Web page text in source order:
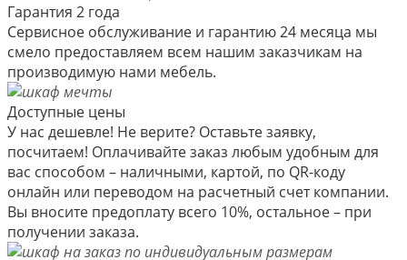
Гарантия 2 года
Сервисное обслуживание и гарантию 24 месяца мы
смело предоставляем всем нашим заказчикам на
производимую нами мебель.
Доступные цены
У нас дешевле! Не верите? Оставьте заявку,
посчитаем! Оплачивайте заказ любым удобным для
вас способом – наличными, картой, по QR-коду
онлайн или переводом на расчетный счет компании.
Вы вносите предоплату всего 10%, остальное – при
получении заказа.